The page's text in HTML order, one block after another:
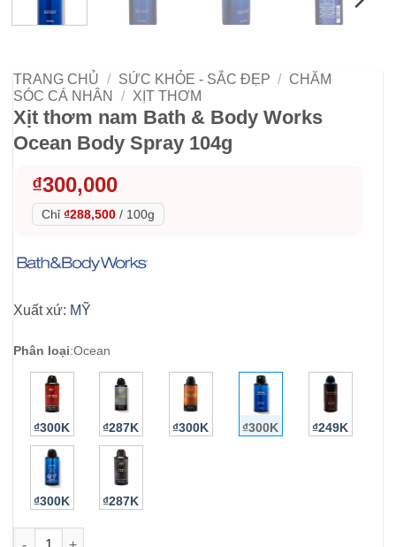
TRANG CHỦ / SỨC KHỎE - SẮC ĐẸP / CHĂM
SÓC CÁ NHÂN
/ XỊT THƠM
Xịt thơm nam Bath & Body Works
Ocean Body Spray 104g
₫300,000
Chỉ ₫288,500 / 100g
Xuất xứ: MỸ
Phân loại:Ocean
₫300K ₫287K ₫300K ₫300K ₫249K
₫300K ₫287K
Xịt thơm nam Bath & Body Works Ocean Body Spray 104g số